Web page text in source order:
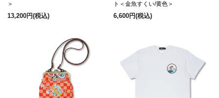
＞
13,200円(税込)
ト＜金魚すくい/黄色＞
6,600円(税込)